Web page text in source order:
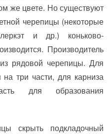
же цвете. Но существуют
черепицы (некоторые
и др.) коньково-
Производитель
рядовой черепицы. Для
на три части, для карниза
для образования
скрыть подкладочный